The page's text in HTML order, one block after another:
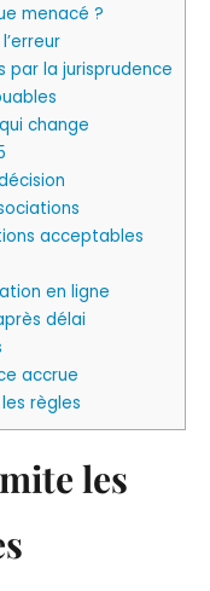
menacé ?
par la jurisprudence
change
acceptables
en ligne
délai
accrue
règles
les